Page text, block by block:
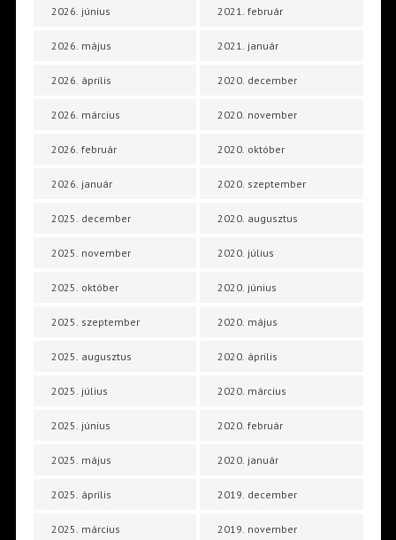
2026. június
2026. május
2026. április
2026. március
2026. február
2026. január
2025. december
2025. november
2025. október
2025. szeptember
2025. augusztus
2025. július
2025. június
2025. május
2025. április
2025. március
2021. február
2021. január
2020. december
2020. november
2020. október
2020. szeptember
2020. augusztus
2020. július
2020. június
2020. május
2020. április
2020. március
2020. február
2020. január
2019. december
2019. november